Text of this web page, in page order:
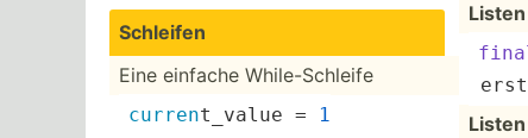
Schleifen
Eine einfache While-­Sch­leife
curren­t_value =
1